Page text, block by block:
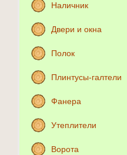
Наличник
Двери и окна
Полок
Плинтусы-галтели
Фанера
Утеплители
Ворота